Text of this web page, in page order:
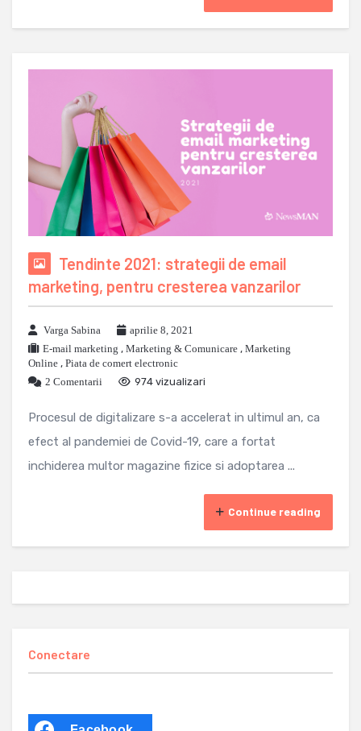
Tendinte 2021: strategii de email
marketing, pentru cresterea vanzarilor
Varga Sabina
aprilie 8, 2021
E-mail marketing , Marketing & Comunicare , Marketing
Online , Piata de comert electronic
2 Comentarii
974 vizualizari
Procesul de digitalizare s-a accelerat in ultimul an, ca
efect al pandemiei de Covid-19, care a fortat
inchiderea multor magazine fizice si adoptarea ...
Continue reading
Conectare